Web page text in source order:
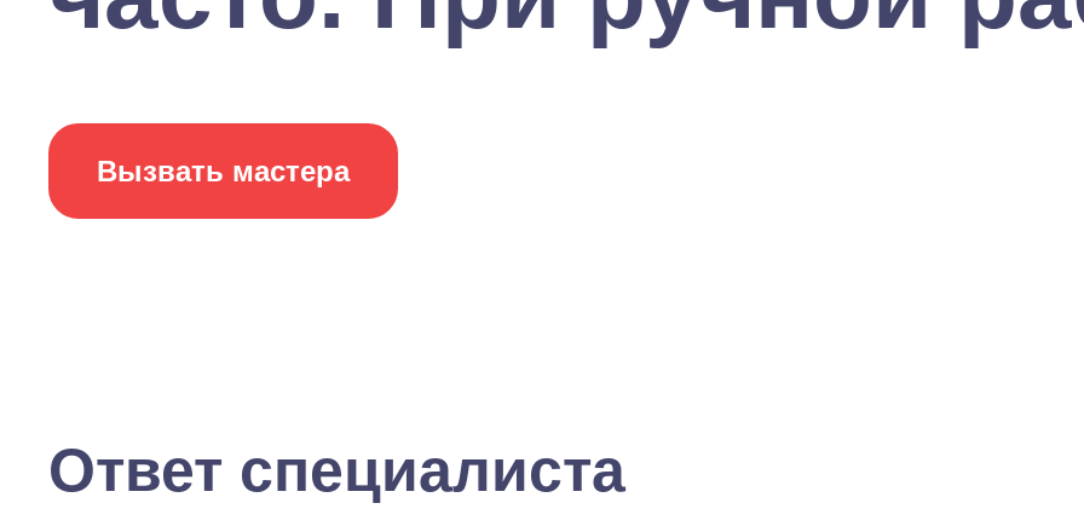
Вызвать мастера
Ответ специалиста